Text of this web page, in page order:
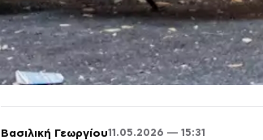
Βασιλική Γεωργίου11.05.2026 — 15:31